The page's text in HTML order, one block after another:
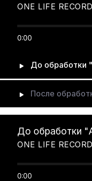
ONE LIFE
0:00
До обработки
После
До обработки
ONE LIFE
0:00